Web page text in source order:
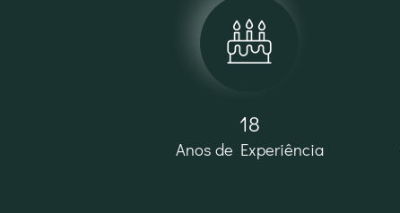
18
Anos de Experiência